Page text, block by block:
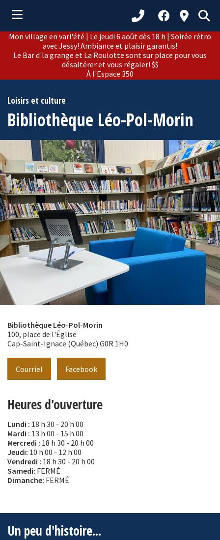
(Municipalité )
(Citoyens )
(Loisirs et culture )
(Développement )
(Tourisme )
Mon village en vari'été | Le jeudi 6 août dès 18 h | Soirée rétro
avec Jessy! Ambiance et plaisir garantis!
Le Bar d'la grange et La Roulotte sont sur place pour vous
désaltérer et vous régaler! $$
À l'Espace 350
Loisirs et culture
Bibliothèque Léo-Pol-Morin
Bibliothèque Léo-Pol-Morin
100, place de l'Église
Cap-Saint-Ignace (Québec) G0R 1H0
Courriel Facebook
Heures d'ouverture
Lundi : 18 h 30 - 20 h 00
Mardi : 13 h 00 - 15 h 00
Mercredi : 18 h 30 - 20 h 00
Jeudi: 10 h 00 - 12 h 00
Vendredi : 18 h 30 - 20 h 00
Samedi: FERMÉ
Dimanche: FERMÉ
Un peu d'histoire...